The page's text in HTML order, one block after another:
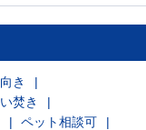
き
焚き
ペット相談可